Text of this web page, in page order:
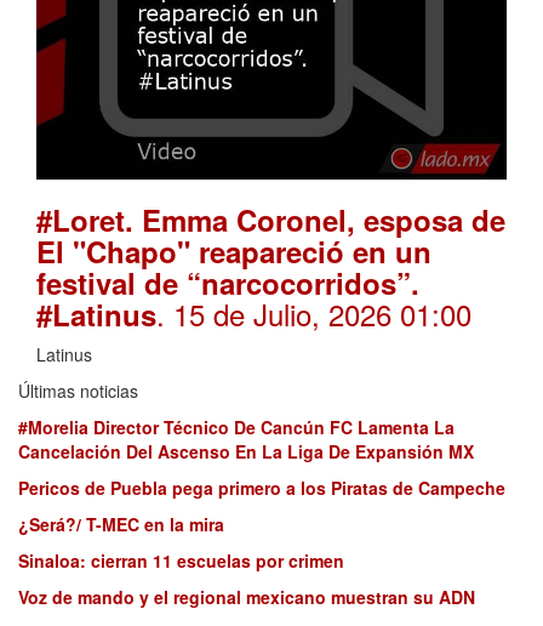
#Loret. Emma Coronel, esposa de
El "Chapo" reapareció en un
festival de “narcocorridos”.
#Latinus. 15 de Julio, 2026 01:00
Latinus
Últimas noticias
#Morelia Director Técnico De Cancún FC Lamenta La
Cancelación Del Ascenso En La Liga De Expansión MX
Pericos de Puebla pega primero a los Piratas de Campeche
¿Será?/ T-MEC en la mira
Sinaloa: cierran 11 escuelas por crimen
Voz de mando y el regional mexicano muestran su ADN